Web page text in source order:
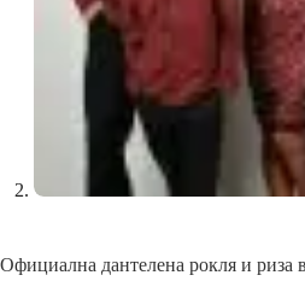
Официална дантелена рокля и риза